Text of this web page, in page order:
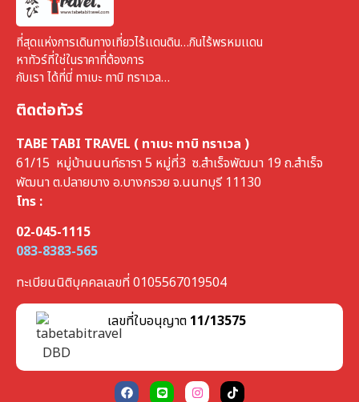
ที่สุดแห่งการเดินทางเที่ยวไร้เเดนดิน…กินไร้พรหมเเดน
หาทัวร์ที่ใช่ในราคาที่ต้องการ
กับเรา ได้ที่นี่ ทาเบะ ทาบิ ทราเวล…
ติดต่อทัวร์
TABE TABI TRAVEL ( ทาเบะ ทาบิ ทราเวล )
61/15 หมู่บ้านนนท์ธารา 5 หมู่ที่3 ซ.สำเร็จพัฒนา 19 ถ.สำเร็จ
พัฒนา ต.ปลายบาง อ.บางกรวย จ.นนทบุรี 11130
โทร :
02-045-1115
083-8383-565
ทะเบียนนิติบุคคลเลขที่ 0105567019504
เลขที่ใบอนุญาต 11/13575